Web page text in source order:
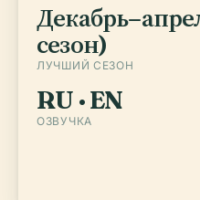
сезон)
ЛУЧШИЙ СЕЗОН
RU · EN
ОЗВУЧКА